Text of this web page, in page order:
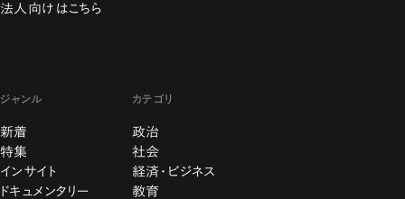
法人向けはこちら
ジャンル
新着
特集
インサイト
ドキュメンタリー
カテゴリ
政治
社会
経済・ビジネス
教育